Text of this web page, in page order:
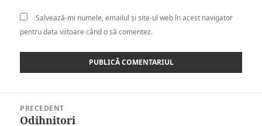
Salvează-mi numele, emailul și site-ul web în acest navigator
pentru data viitoare când o să comentez.
PRECEDENT
Articolul
Odihnitori